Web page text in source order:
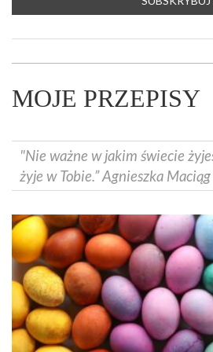
MOJE PRZEPISY
"Nie ważne w jakim świecie
żyje w Tobie.” Agnieszka Maciąg